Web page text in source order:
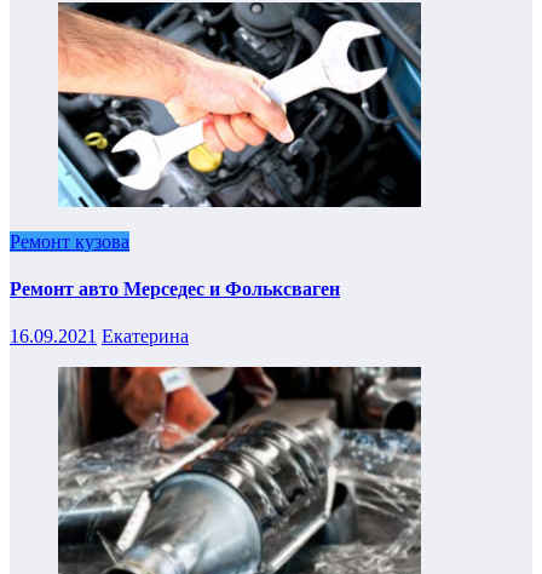
Ремонт кузова
Ремонт авто Мерседес и Фольксваген
16.09.2021 Екатерина